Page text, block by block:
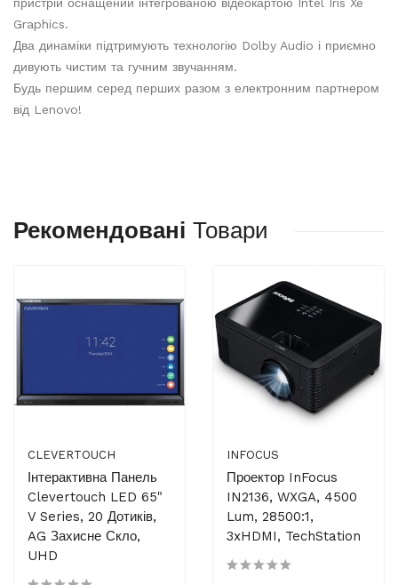
пристрій оснащений інтегрованою відеокартою Intel Iris Xe
Graphics.
Два динаміки підтримують технологію Dolby Audio і приємно
дивують чистим та гучним звучанням.
Будь першим серед перших разом з електронним партнером
від Lenovo!
Рекомендовані Товари
CLEVERTOUCH
Інтерактивна Панель
Clevertouch LED 65"
V Series, 20 Дотиків,
AG Захисне Скло,
UHD
INFOCUS
Проектор InFocus
IN2136, WXGA, 4500
Lum, 28500:1,
3xHDMI, TechStation